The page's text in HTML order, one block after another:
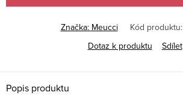
Značka: Meucci Kód produktu:
Dotaz k produktu
Sdílet
Popis produktu